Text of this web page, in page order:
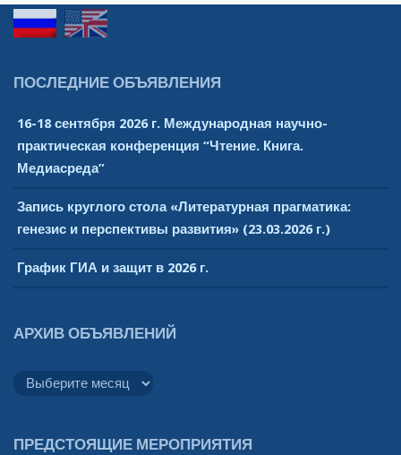
ПОСЛЕДНИЕ ОБЪЯВЛЕНИЯ
16-18 сентября 2026 г. Международная научно-
практическая конференция “Чтение. Книга.
Медиасреда”
Запись круглого стола «Литературная прагматика:
генезис и перспективы развития» (23.03.2026 г.)
График ГИА и защит в 2026 г.
АРХИВ ОБЪЯВЛЕНИЙ
объявлений
ПРЕДСТОЯЩИЕ МЕРОПРИЯТИЯ